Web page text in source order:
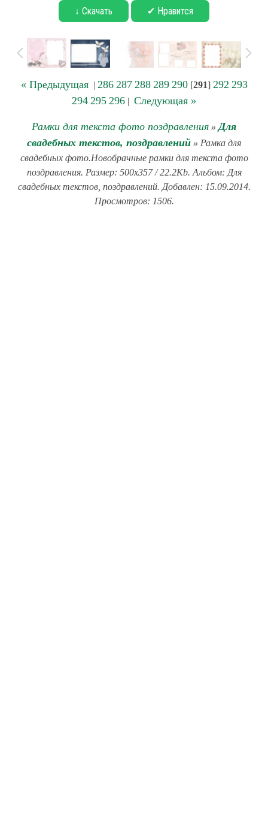
↓ Скачать ✔ Нравится
« Предыдущая| 286 287 288 289 290[291] 292 293
294 295 296 | Следующая »
Рамки для текста фото поздравления » Для
свадебных текстов, поздравлений » Рамка для
свадебных фото.Новобрачные рамки для текста фото
поздравления. Размер: 500x357 / 22.2Kb. Альбом: Для
свадебных текстов, поздравлений. Добавлен: 15.09.2014.
Просмотров: 1506.